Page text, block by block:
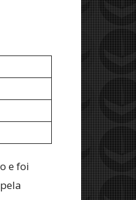
e foi